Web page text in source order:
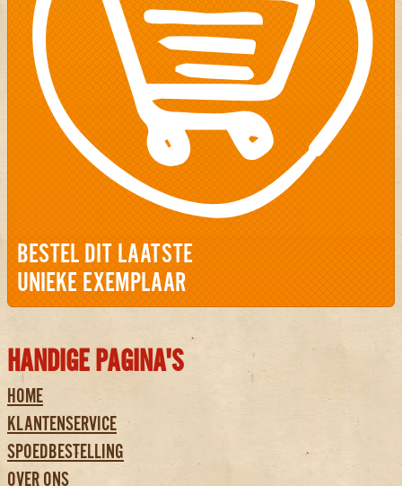
BESTEL DIT LAATSTE
UNIEKE EXEMPLAAR
HANDIGE PAGINA'S
HOME
KLANTENSERVICE
SPOEDBESTELLING
OVER ONS